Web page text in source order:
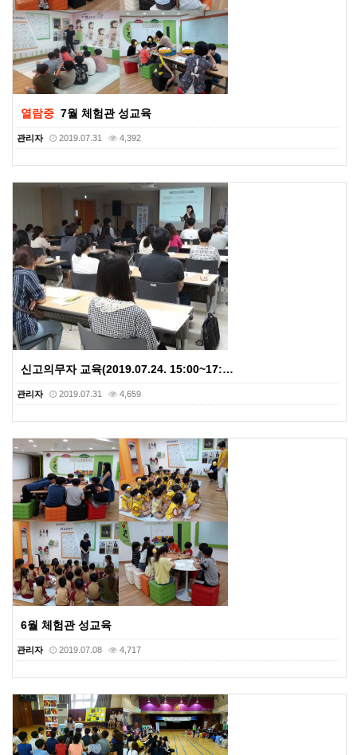
열람중 7월 체험관 성교육
관리자 2019.07.31 4,392
신고의무자 교육(2019.07.24. 15:00~17:…
관리자 2019.07.31 4,659
6월 체험관 성교육
관리자 2019.07.08 4,717